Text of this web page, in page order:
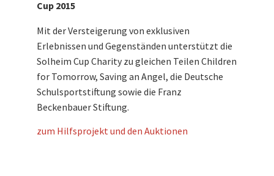
Stiftung und Saving an Angel weiter.
Cup 2015
Mit der Versteigerung von exklusiven
Erlebnissen und Gegenständen unterstützt die
Solheim Cup Charity zu gleichen Teilen Children
for Tomorrow, Saving an Angel, die Deutsche
Schulsportstiftung sowie die Franz
Beckenbauer Stiftung.
zum Hilfsprojekt und den Auktionen